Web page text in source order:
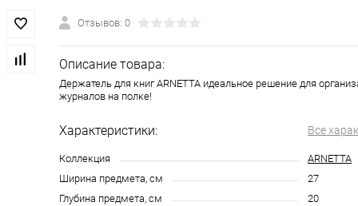
Отзывов: 0
Описание товара:
Держатель для книг ARNETTA идеальное решение для
журналов на полке!
Характеристики: Все
Коллекция
ARNETTA
Ширина предмета, см
27
Глубина предмета, см
20